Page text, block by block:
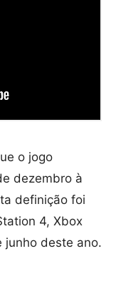
o jogo
dezembro à
definição foi
4, Xbox
junho deste ano.